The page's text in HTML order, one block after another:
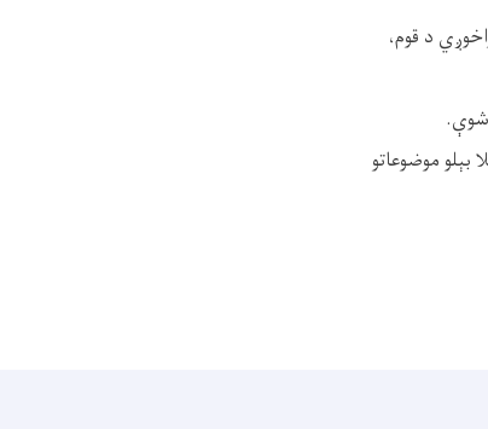
د قوم،
شوې.
موضوعاتو